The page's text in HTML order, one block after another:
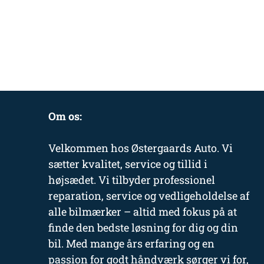
Om os:
Velkommen hos Østergaards Auto. Vi
sætter kvalitet, service og tillid i
højsædet. Vi tilbyder professionel
reparation, service og vedligeholdelse af
alle bilmærker – altid med fokus på at
finde den bedste løsning for dig og din
bil. Med mange års erfaring og en
passion for godt håndværk sørger vi for,